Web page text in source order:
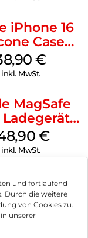
und fortlaufend
Durch die weitere
von Cookies zu.
unserer
iPhone 16
Case
€
inkl. MwSt.
MagSafe
Ladegerät
Weiß €
inkl. MwSt.